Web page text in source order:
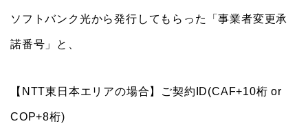
ソフトバンク光から発行してもらった「事業者変更承
諾番号」と、
【NTT東日本エリアの場合】ご契約ID(CAF+10桁 or
COP+8桁)